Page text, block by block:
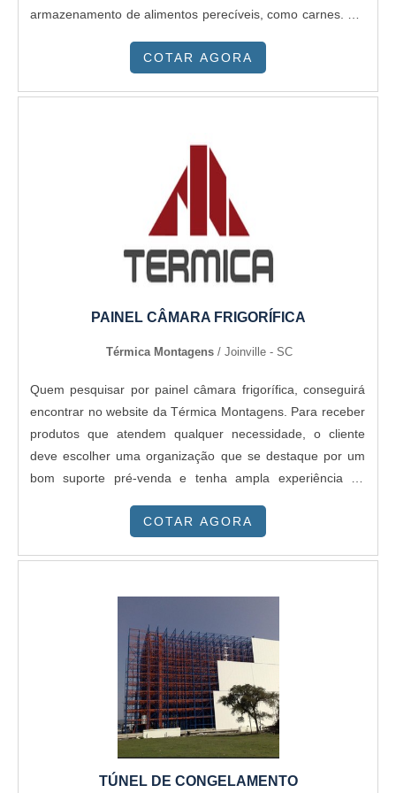
armazenamento de alimentos perecíveis, como carnes. OS
como um tipo de trocador de calor industrial, o forçador
COTAR AGORA
PAINEL CÂMARA FRIGORÍFICA
Térmica Montagens / Joinville - SC
Quem pesquisar por painel câmara frigorífica, conseguirá
encontrar no website da Térmica Montagens. Para receber
produtos que atendem qualquer necessidade, o cliente
deve escolher uma organização que se destaque por um
bom suporte pré-venda e tenha ampla experiência no
FRIGORÍFICAQuem busca por painel câmara frigorífica em
Montagens. A companhia atua com telha térmica e painel
frigorífica, sempre deve-se buscar uma empresa que tenha
produtos e serviços com ótima qualidade e proteção,
detalhes que passam despercebidos em outras
companhias e podem gerar prejuízos futuros para os
clientes.É importante lembrar que o produto deve sempre
ser adquirido com companhias especializadas no
qualidade e durabilidade dos materiais, além de evitar
COTAR AGORA
TÚNEL DE CONGELAMENTO